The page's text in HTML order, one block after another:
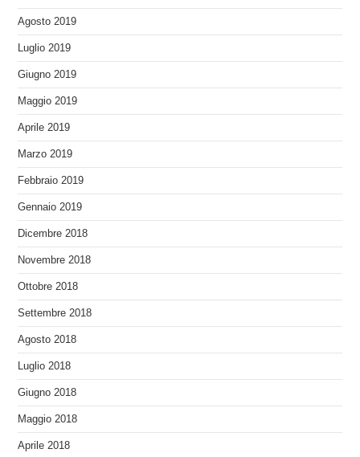
Agosto 2019
Luglio 2019
Giugno 2019
Maggio 2019
Aprile 2019
Marzo 2019
Febbraio 2019
Gennaio 2019
Dicembre 2018
Novembre 2018
Ottobre 2018
Settembre 2018
Agosto 2018
Luglio 2018
Giugno 2018
Maggio 2018
Aprile 2018